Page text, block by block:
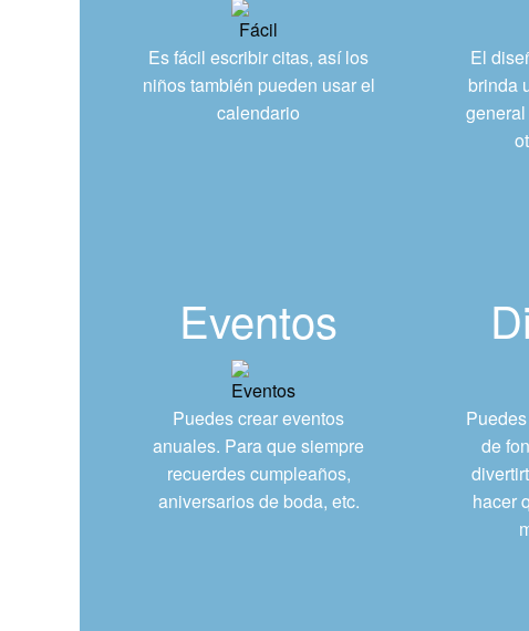
Es fácil escribir citas, así los
niños también pueden usar el
calendario
El
brinda
Eventos
Puedes crear eventos
anuales. Para que siempre
recuerdes cumpleaños,
aniversarios de boda, etc.
de
hacer